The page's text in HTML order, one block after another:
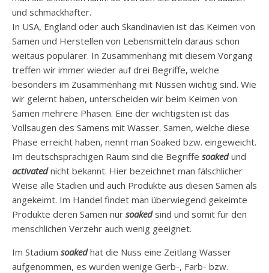
und schmackhafter.
In USA, England oder auch Skandinavien ist das Keimen von
Samen und Herstellen von Lebensmitteln daraus schon
weitaus populärer. In Zusammenhang mit diesem Vorgang
treffen wir immer wieder auf drei Begriffe, welche
besonders im Zusammenhang mit Nüssen wichtig sind. Wie
wir gelernt haben, unterscheiden wir beim Keimen von
Samen mehrere Phasen. Eine der wichtigsten ist das
Vollsaugen des Samens mit Wasser. Samen, welche diese
Phase erreicht haben, nennt man Soaked bzw. eingeweicht.
Im deutschsprachigen Raum sind die Begriffe soakedund
activatednicht bekannt. Hier bezeichnet man fälschlicher
Weise alle Stadien und auch Produkte aus diesen Samen als
angekeimt. Im Handel findet man überwiegend gekeimte
Produkte deren Samen nur soakedsind und somit für den
menschlichen Verzehr auch wenig geeignet.
Im Stadium soakedhat die Nuss eine Zeitlang Wasser
aufgenommen, es wurden wenige Gerb-, Farb- bzw.